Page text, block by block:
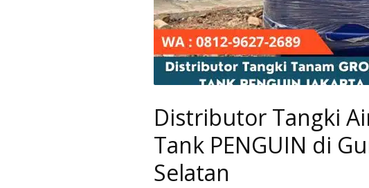
Distributor Tangki
Tank PENGUIN di
Selatan